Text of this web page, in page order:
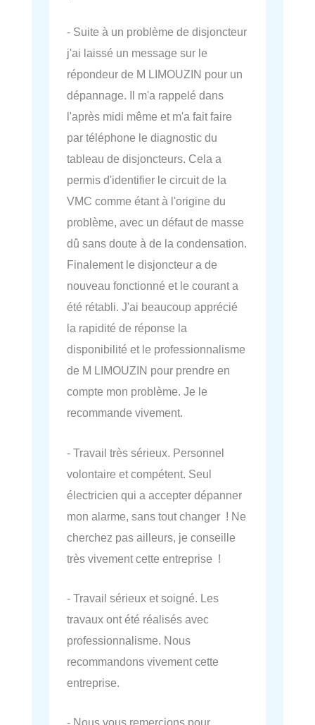
- Suite à un problème de disjoncteur
j'ai laissé un message sur le
répondeur de M LIMOUZIN pour un
dépannage. Il m'a rappelé dans
l'après midi même et m'a fait faire
par téléphone le diagnostic du
tableau de disjoncteurs. Cela a
permis d'identifier le circuit de la
VMC comme étant à l'origine du
problème, avec un défaut de masse
dû sans doute à de la condensation.
Finalement le disjoncteur a de
nouveau fonctionné et le courant a
été rétabli. J'ai beaucoup apprécié
la rapidité de réponse la
disponibilité et le professionnalisme
de M LIMOUZIN pour prendre en
compte mon problème. Je le
recommande vivement.
- Travail très sérieux. Personnel
volontaire et compétent. Seul
électricien qui a accepter dépanner
mon alarme, sans tout changer ! Ne
cherchez pas ailleurs, je conseille
très vivement cette entreprise !
- Travail sérieux et soigné. Les
travaux ont été réalisés avec
professionnalisme. Nous
recommandons vivement cette
entreprise.
- Nous vous remercions pour